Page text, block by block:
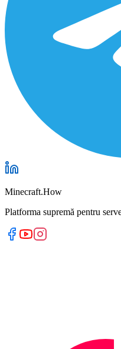
Minecraft.How
Platforma supremă pentru